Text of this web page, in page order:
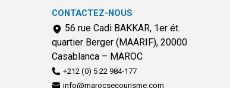
CONTACTEZ-NOUS
56 rue Cadi BAKKAR, 1er ét.
quartier Berger (MAARIF), 20000
Casablanca – MAROC
+212 (0) 5 22 984-177
info@marocsecourisme.com